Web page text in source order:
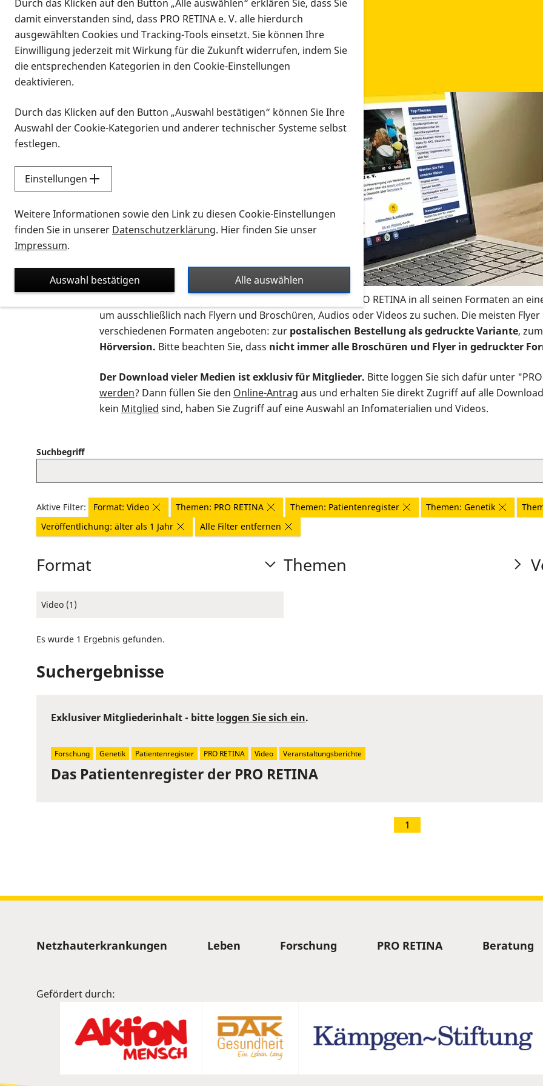
Infomaterial
Infomaterial
Vorlesen
Alle Infomaterialien in verschiedenen Formaten an
Sie möchten wissen, wie Sie nach Infonmaterial suchen und dieses bestellen bzw. herunterladen
Erklärvideos zum Thema Infomaterial auf der PRO RETINA-Website für blinde und
Auf dieser Seite finden Sie sämtliches Infomaterial der PRO RETINA in all seinen Formaten an
um ausschließlich nach Flyern und Broschüren, Audios oder Videos zu suchen. Die meisten
verschiedenen Formaten angeboten: zur postalischen Bestellung als gedruckte Variante,
Hörversion. Bitte beachten Sie, dass nicht immer alle Broschüren und Flyer in gedruckter
Der Download vieler Medien ist exklusiv für Mitglieder. Bitte loggen Sie sich dafür unter
werden? Dann füllen Sie den Online-Antrag aus und erhalten Sie direkt Zugriff auf alle
kein Mitglied sind, haben Sie Zugriff auf eine Auswahl an Infomaterialien und Videos.
Suchbegriff
Aktive Filter: Format: Video Themen: PRO RETINA Themen: Patientenregister Themen: Genetik
Veröffentlichung: älter als 1 Jahr
Alle Filter entfernen
Format
Video (1)
Themen
Es wurde 1 Ergebnis gefunden.
Suchergebnisse
Das Patientenregister der PRO RETINA
Exklusiver Mitgliederinhalt - bitte loggen Sie sich ein.
Forschung Genetik Patientenregister PRO RETINA Video Veranstaltungsberichte
1
Sitemap
Netzhauterkrankungen Leben Forschung PRO RETINA Beratung
Gefördert durch:
Durch das Klicken auf den Button „Alle auswählen“ erklären Sie, dass Sie
damit einverstanden sind, dass PRO RETINA e. V. alle hierdurch
ausgewählten Cookies und Tracking-Tools einsetzt. Sie können Ihre
Einwilligung jederzeit mit Wirkung für die Zukunft widerrufen, indem Sie
die entsprechenden Kategorien in den Cookie-Einstellungen
deaktivieren.
Durch das Klicken auf den Button „Auswahl bestätigen“ können Sie Ihre
Auswahl der Cookie-Kategorien und anderer technischer Systeme selbst
festlegen.
Einstellungen
Weitere Informationen sowie den Link zu diesen Cookie-Einstellungen
finden Sie in unserer Datenschutzerklärung. Hier finden Sie unser
Impressum.
Alle auswählen
Auswahl bestätigen